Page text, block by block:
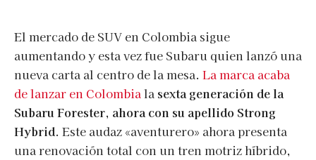
El mercado de SUV en Colombia sigue
aumentando y esta vez fue Subaru quien lanzó una
nueva carta al centro de la mesa. La marca acaba
de lanzar en Colombiala sexta generación de la
Subaru Forester, ahora con su apellido Strong
Hybrid. Este audaz «aventurero» ahora presenta
una renovación total con un tren motriz híbrido,